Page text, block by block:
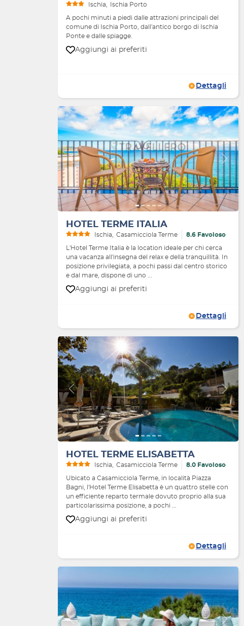
Ischia Ischia Porto
A pochi minuti a piedi dalle attrazioni principali del
comune di Ischia Porto, dall'antico borgo di Ischia
Ponte e dalle spiagge.
Aggiungi ai preferiti
Dettagli
Indietro Avanti
HOTEL TERME ITALIA
Ischia Casamicciola Terme 8.6 Favoloso
L'Hotel Terme Italia è la location ideale per chi cerca
una vacanza all'insegna del relax e della tranquillità. In
posizione privilegiata, a pochi passi dal centro storico
e dal mare, dispone di uno ...
Aggiungi ai preferiti
Dettagli
Indietro Avanti
HOTEL TERME ELISABETTA
Ischia Casamicciola Terme 8.0 Favoloso
Ubicato a Casamicciola Terme, in località Piazza
Bagni, l'Hotel Terme Elisabetta è un quattro stelle con
un efficiente reparto termale dovuto proprio alla sua
particolarissima posizione, a pochi ...
Aggiungi ai preferiti
Dettagli
Indietro Avanti